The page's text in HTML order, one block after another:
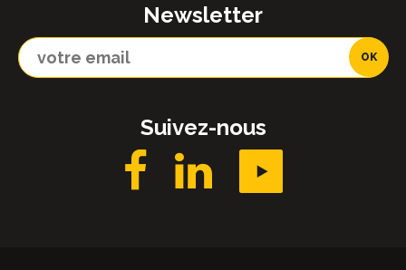
Newsletter
Suivez-nous